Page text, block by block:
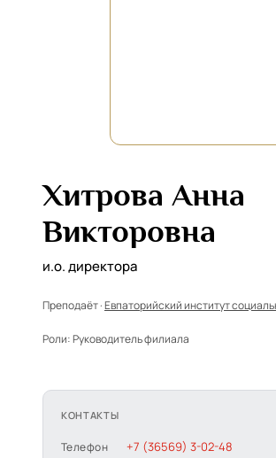
Хитрова Анна
Викторовна
и.о. директора
Преподаёт ·Евпаторийский институт
Роли:Руководитель филиала
КОНТАКТЫ
Телефон +7 (36569) 3-02-48